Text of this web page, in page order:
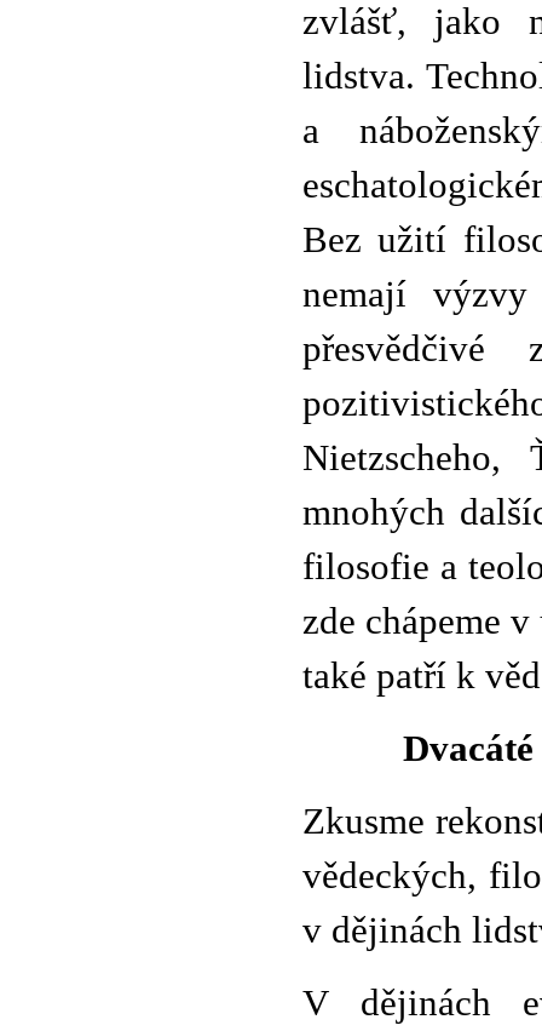
zvlášť, jako
lidstva.
a
Bez užití
nemají
přesvědčivé
Nietzscheho,
mnohých
filosofie a
zde chápeme
také patří k
Zkusme
vědeckých,
v dějinách
V dějinách